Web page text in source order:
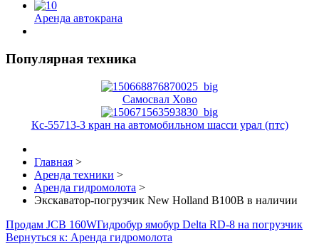
Аренда автокрана
Популярная техника
Самосвал Хово
Кс-55713-3 кран на автомобильном шасси урал (птс)
Главная >
Аренда техники >
Аренда гидромолота >
Экскаватор-погрузчик New Holland B100B в наличии
Продам JCB 160WГидробур ямобур Delta RD-8 на погрузчик
Вернуться к: Аренда гидромолота